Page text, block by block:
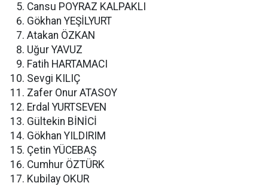
Cansu POYRAZ KALPAKLI
Gökhan YEŞİLYURT
Atakan ÖZKAN
Uğur YAVUZ
Fatih HARTAMACI
Sevgi KILIÇ
Zafer Onur ATASOY
Erdal YURTSEVEN
Gültekin BİNİCİ
Gökhan YILDIRIM
Çetin YÜCEBAŞ
Cumhur ÖZTÜRK
Kubilay OKUR